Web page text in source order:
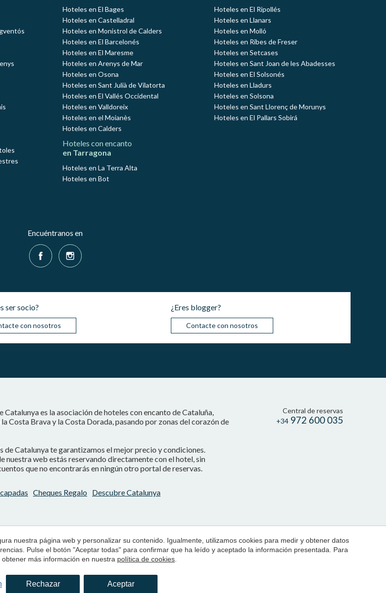
Hoteles en El Bages
Hoteles en Castelladral
Hoteles en Monistrol de Calders
Hoteles en El Barcelonés
Hoteles en El Maresme
Hoteles en Arenys de Mar
Hoteles en Osona
Hoteles en Sant Julià de Vilatorta
Hoteles en El Vallés Occidental
Hoteles en Valldoreix
Hoteles en el Moianès
Hoteles en Calders
Hoteles con encanto
en Tarragona
Hoteles en La Terra Alta
Hoteles en Bot
Hoteles en El Ripollés
Hoteles en Llanars
Hoteles en Molló
Hoteles en Ribes de Freser
Hoteles en Setcases
Hoteles en Sant Joan de les Abadesses
Hoteles en El Solsonés
Hoteles en Lladurs
Hoteles en Solsona
Hoteles en Sant Llorenç de Morunys
Hoteles en El Pallars Sobirá
Encuéntranos en
ser socio?
con nosotros
¿Eres blogger?
Contacte con nosotros
Catalunya es la asociación de hoteles con encanto de Cataluña,
Costa Brava y la Costa Dorada, pasando por zonas del corazón de
de Catalunya te garantizamos el mejor precio y condiciones.
nuestra web estás reservando directamente con el hotel, sin
que no encontrarás en ningún otro portal de reservas.
Cheques Regalo Descubre Catalunya
Central de reservas
+34 972 600 035
de la web Política de Cookies
nuestra página web y personalizar su contenido. Igualmente, utilizamos cookies para medir y obtener datos
Pulse el botón "Aceptar todas" para confirmar que ha leído y aceptado la información presentada. Para
más información en nuestra política de cookies
Rechazar Aceptar